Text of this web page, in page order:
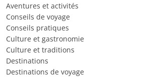
Aventures et activités
Conseils de voyage
Conseils pratiques
Culture et gastronomie
Culture et traditions
Destinations
Destinations de voyage